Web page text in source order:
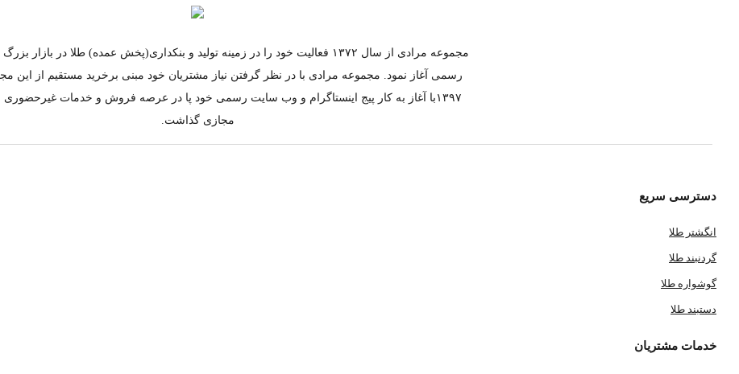
مجموعه مرادی از سال ۱۳۷۲ فعالیت خود را در زمینه تولید و بنکداری(پخش عمده) طلا در
رسمی آغاز نمود. مجموعه مرادی با در نظر گرفتن نیاز مشتریان خود مبنی برخرید مستقیم از این
۱۳۹۷با آغاز به کار پیج اینستاگرام و وب سایت رسمی خود پا در عرصه فروش و خدمات غیرحضوری
مجازی گذاشت.
دسترسی سریع
انگشتر طلا
گردنبند طلا
گوشواره طلا
دستبند طلا
خدمات مشتریان